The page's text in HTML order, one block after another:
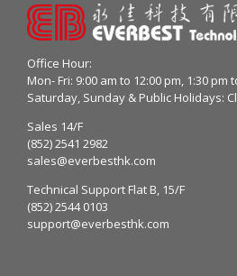
Office Hour:
Mon- Fri: 9:00 am to 12:00 pm, 1:30 pm
Saturday, Sunday & Public Holidays:
Sales 14/F
(852) 2541 2982
sales@everbesthk.com
Technical Support Flat B, 15/F
(852) 2544 0103
support@everbesthk.com